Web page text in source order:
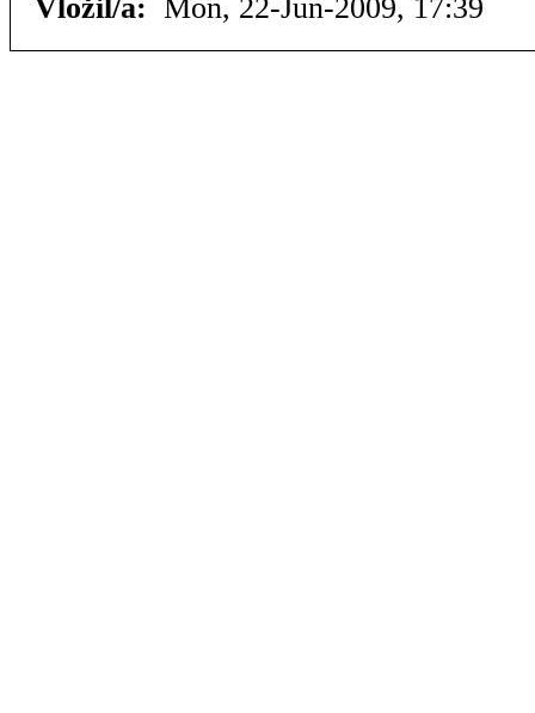
Vložil/a: Mon, 22-Jun-2009, 17:39